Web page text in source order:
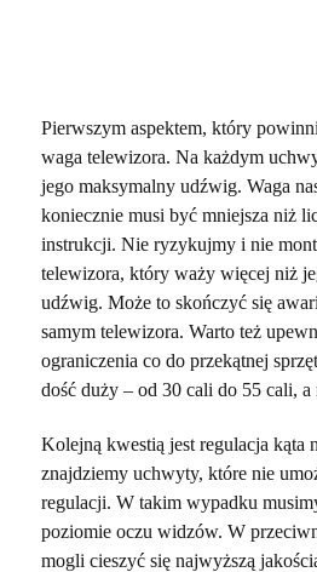
Pierwszym aspektem, który
waga telewizora. Na każdym
jego maksymalny udźwig. Waga
koniecznie musi być mniejsza niż
instrukcji. Nie ryzykujmy i nie
telewizora, który waży więcej niż
udźwig. Może to skończyć się
samym telewizora. Warto też
ograniczenia co do przekątnej
dość duży – od 30 cali do 55 cali, a
Kolejną kwestią jest regulacja kąta
znajdziemy uchwyty, które nie
regulacji. W takim wypadku
poziomie oczu widzów. W
mogli cieszyć się najwyższą